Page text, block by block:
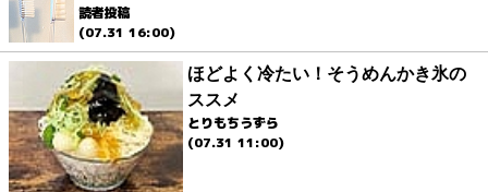
読者投稿
(07.31 16:00)
ほどよく冷たい！そうめんかき氷の
ススメ
とりもちうずら
(07.31 11:00)